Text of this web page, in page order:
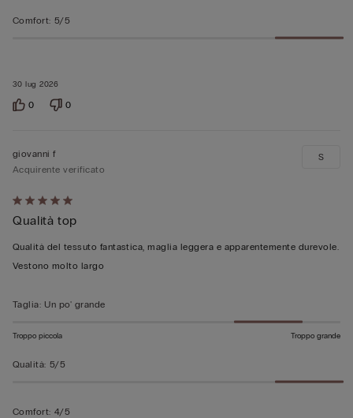
30 lug 2026
Comfort: 5/5
0 0
Valutato
5
su
5
giovanni f
Acquirente verificato
Qualità top
Qualità del tessuto fantastica, maglia leggera e apparentemente durevole.
Vestono molto largo
S
Taglia: Un po' grande
Troppo piccola Troppo grande
Qualità: 5/5
Comfort: 4/5